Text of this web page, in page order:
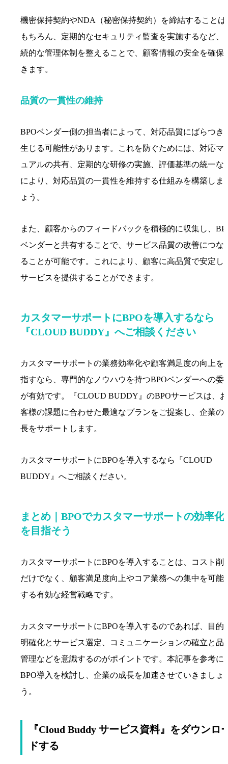
機密保持契約やNDA（秘密保持契約）を締結することは
もちろん、定期的なセキュリティ監査を実施するなど、
続的な管理体制を整えることで、顧客情報の安全を確保
きます。
品質の一貫性の維持
BPOベンダー側の担当者によって、対応品質にばらつき
生じる可能性があります。これを防ぐためには、対応マ
ュアルの共有、定期的な研修の実施、評価基準の統一な
により、対応品質の一貫性を維持する仕組みを構築しま
ょう。
また、顧客からのフィードバックを積極的に収集し、
ベンダーと共有することで、サービス品質の改善につな
ることが可能です。これにより、顧客に高品質で安定し
サービスを提供することができます。
カスタマーサポートにBPOを導入するなら
『CLOUD BUDDY』へご相談ください
カスタマーサポートの業務効率化や顧客満足度の向上を
指すなら、専門的なノウハウを持つBPOベンダーへの委
が有効です。『CLOUD BUDDY』のBPOサービスは、お
客様の課題に合わせた最適なプランをご提案し、企業の
長をサポートします。
カスタマーサポートにBPOを導入するなら『CLOUD
BUDDY』へご相談ください。
まとめ｜BPOでカスタマーサポートの効率化
を目指そう
カスタマーサポートにBPOを導入することは、コスト削
だけでなく、顧客満足度向上やコア業務への集中を可能
する有効な経営戦略です。
カスタマーサポートにBPOを導入するのであれば、目的
明確化とサービス選定、コミュニケーションの確立と品
管理などを意識するのがポイントです。本記事を参考に
BPO導入を検討し、企業の成長を加速させていきましょ
う。
『Cloud Buddy サービス資料』をダウンロ
ドする